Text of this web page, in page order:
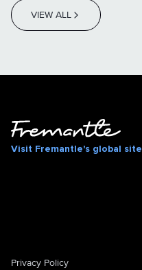
VIEW ALL
Visit Fremantle's global site
Privacy Policy